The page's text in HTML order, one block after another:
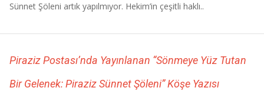
Sünnet Şöleni artık yapılmıyor. Hekim’in çeşitli haklı..
Piraziz Postası’nda Yayınlanan “Sönmeye Yüz Tutan
Bir Gelenek: Piraziz Sünnet Şöleni” Köşe Yazısı